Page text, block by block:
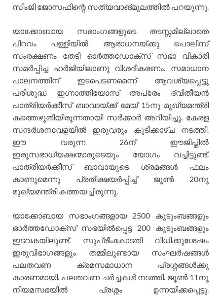
സിംജി ജോസഫിന്റെ സത്യവാങ്മൂലത്തിൽ പറയുന്നു.
യാക്കോബായ സഭാംഗങ്ങളുടെ തടസ്സമില്ലാതെ
പിറവം പള്ളിയിൽ ആരാധനയ്ക്കു പൊലീസ്
സംരക്ഷണം തേടി ഓർത്തഡോക്സ് സഭാ വികാരി
സമർപ്പിച്ച ഹർജിയിലാണു വിശദീകരണം. സമാധാന
പാലനത്തിന് ഇടപെടണമെന്ന് ആവശ്യപ്പെട്ടു
പരിശുദ്ധ ഇഗ്നാത്തിയോസ് അപ്രേം ദ്വിതീയൻ
പാത്രിയർക്കീസ് ബാവായ്ക്ക് മേയ് 15നു മുഖ്യമന്ത്രി
കത്തെഴുതിയിരുന്നതായി സർക്കാർ അറിയിച്ചു. കേരള
സന്ദർശനവേളയിൽ ഇരുവരും കൂടിക്കാഴ്ച നടത്തി.
ഈ വരുന്ന 26ന് ഈജിപ്തിൽ
ഇരുസഭാധ്യക്ഷന്മാരുടെയും യോഗം വച്ചിട്ടുണ്ട്.
പാത്രിയർക്കീസ് ബാവായുടെ ശ്രമങ്ങൾ ഫലം
കാണുമെന്നു പ്രതീക്ഷയർപ്പിച്ച് ജൂൺ 20നു
മുഖ്യമന്ത്രി കത്തയച്ചിരുന്നു.
യാക്കോബായ സഭാംഗങ്ങളായ 2500 കുടുംബങ്ങളും
ഓർത്തഡോക്സ് സഭയിൽപ്പെട്ട 200 കുടുംബങ്ങളും
ഇടവകയിലുണ്ട്. സുപ്രീംകോടതി വിധിക്കുശേഷം
ഇരുവിഭാഗങ്ങളും തമ്മിലുണ്ടായ സംഘർഷങ്ങൾ
പലതവണ ക്രമസമാധാന പ്രശ്നങ്ങൾക്കു
കാരണമായി. പലതവണ ചർച്ചകൾ നടത്തി. ജൂൺ 11നു
നിയമസഭയിൽ പ്രശ്നം ഉന്നയിക്കപ്പെട്ടു.